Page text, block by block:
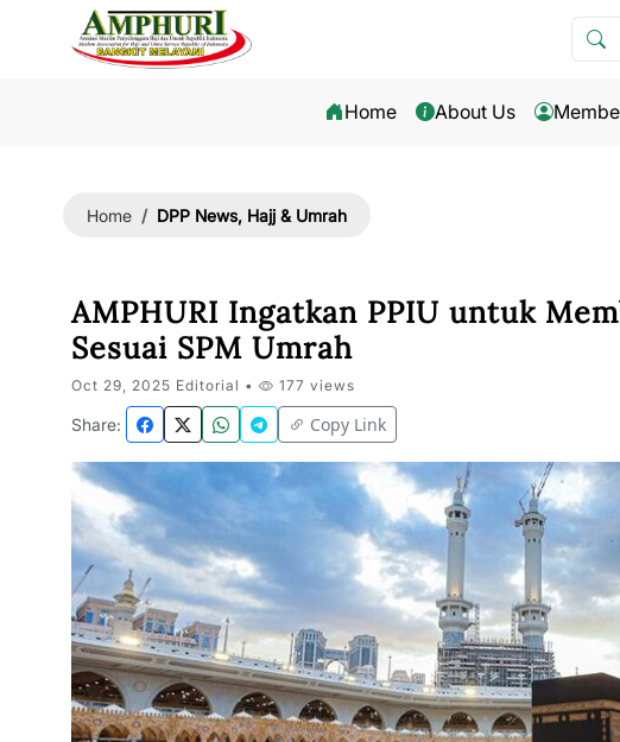
Home About Us
Home DPP News, Hajj & Umrah
AMPHURI Ingatkan PPIU untuk
Sesuai SPM Umrah
Oct 29, 2025 Editorial • 177 views
Share: Copy Link